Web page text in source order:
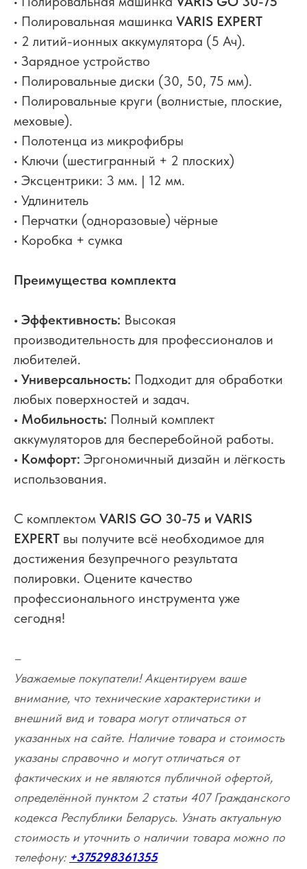
• Полировальная машинка VARIS EXPERT
• 2 литий-ионных аккумулятора (5 Ач).
• Зарядное устройство
• Полировальные диски (30, 50, 75 мм).
• Полировальные круги (волнистые, плоские,
меховые).
• Полотенца из микрофибры
• Ключи (шестигранный + 2 плоских)
• Эксцентрики: 3 мм. | 12 мм.
• Удлинитель
• Перчатки (одноразовые) чёрные
• Коробка + сумка
Преимущества комплекта
• Эффективность: Высокая
производительность для профессионалов и
любителей.
• Универсальность: Подходит для обработки
любых поверхностей и задач.
• Мобильность: Полный комплект
аккумуляторов для бесперебойной работы.
• Комфорт: Эргономичный дизайн и лёгкость
использования.
С комплектом VARIS GO 30-75 и VARIS
EXPERT вы получите всё необходимое для
достижения безупречного результата
полировки. Оцените качество
профессионального инструмента уже
сегодня!
–
Уважаемые покупатели! Акцентируем ваше
внимание, что технические характеристики и
внешний вид и товара могут отличаться от
указанных на сайте. Наличие товара и стоимость
указаны справочно и могут отличаться от
фактических и не являются публичной офертой,
определённой пунктом 2 статьи 407 Гражданского
кодекса Республики Беларусь. Узнать актуальную
стоимость и уточнить о наличии товара можно по
телефону: +375298361355